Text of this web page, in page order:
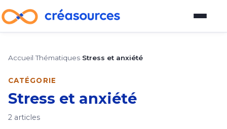
Plateforme d'outils
Guide pour devenir vendeur
Accueil ›Thématiques Stress et anxiété
CATÉGORIE
Stress et anxiété
2 articles